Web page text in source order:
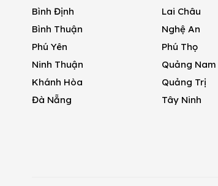
Bình Định
Bình Thuận
Phú Yên
Ninh Thuận
Khánh Hòa
Đà Nẵng
Lai Châu
Nghệ An
Phú Thọ
Quảng Nam
Quảng Trị
Tây Ninh